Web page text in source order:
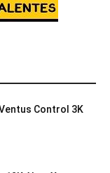
Control 3K